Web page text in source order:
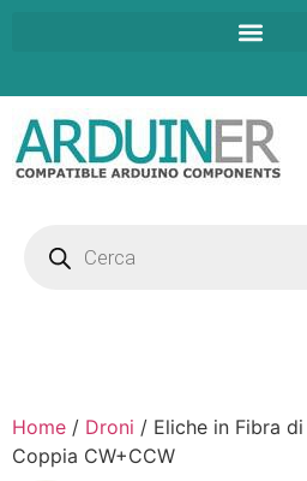
Home / Droni / Eliche in Fibra
Coppia CW+CCW